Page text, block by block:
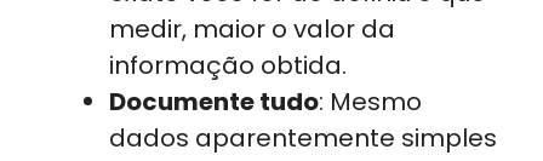
medir, maior o valor da
informação obtida.
Documente tudo: Mesmo
dados aparentemente simples